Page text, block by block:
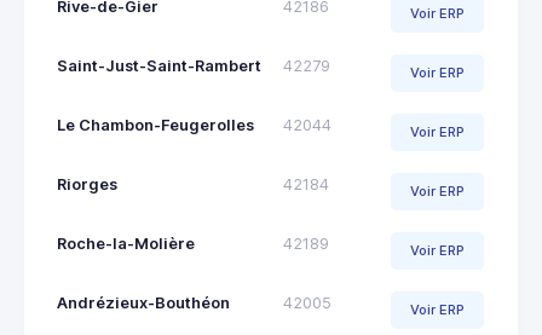
Rive-de-Gier 42186 Voir ERP
Saint-Just-Saint-Rambert 42279 Voir ERP
Le Chambon-Feugerolles 42044 Voir ERP
Riorges 42184 Voir ERP
Roche-la-Molière 42189 Voir ERP
Andrézieux-Bouthéon 42005 Voir ERP